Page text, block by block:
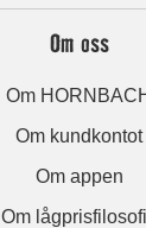
Om oss
Om
Om kundkontot
Om appen
Om